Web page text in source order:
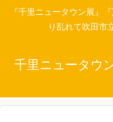
『千里ニュータウン展』
り乱れて吹田市
千里ニュータウ